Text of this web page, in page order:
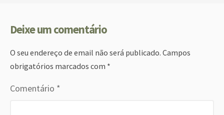
Deixe um comentário
O seu endereço de email não será publicado. Campos
obrigatórios marcados com *
Comentário *